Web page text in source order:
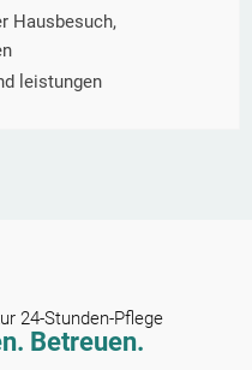
Hausbesuch,
leistungen
24-Stunden-Pflege
Betreuen.